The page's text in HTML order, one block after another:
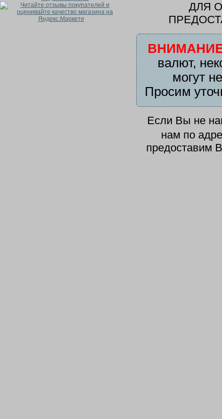
ДЛЯ
валют,
могут
Просим
Если Вы не
нам по
предоставим